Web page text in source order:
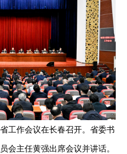
工作会议在长春召开。省委书
会主任黄强出席会议并讲话。